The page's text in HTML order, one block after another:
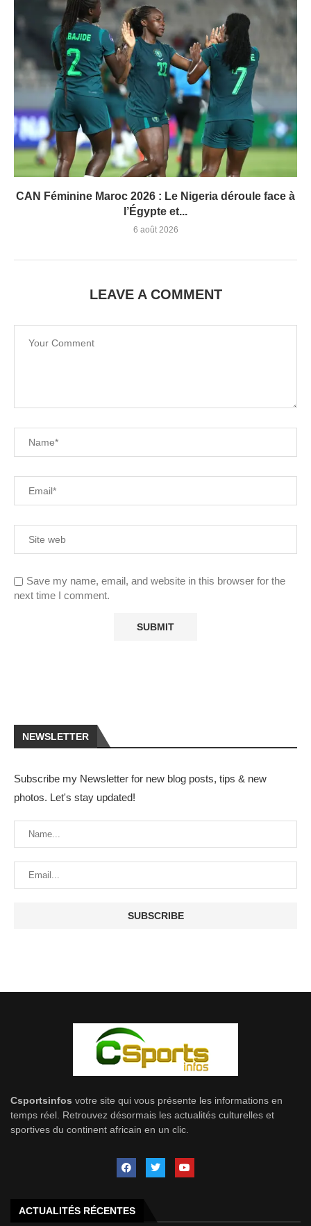
CAN Féminine Maroc 2026 : Le Nigeria déroule face à
l’Égypte et...
6 août 2026
LEAVE A COMMENT
Save my name, email, and website in this browser for the
next time I comment.
NEWSLETTER
Subscribe my Newsletter for new blog posts, tips & new
photos. Let's stay updated!
Csportsinfos votre site qui vous présente les informations en
temps réel. Retrouvez désormais les actualités culturelles et
sportives du continent africain en un clic.
ACTUALITÉS RÉCENTES